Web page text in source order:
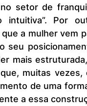
setor de
intuitiva”. Por
a mulher vem
seu
mais
muitas
de uma
a essa